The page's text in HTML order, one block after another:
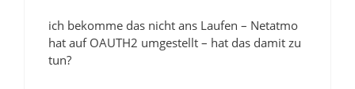
ich bekomme das nicht ans Laufen – Netatmo
hat auf OAUTH2 umgestellt – hat das damit zu
tun?